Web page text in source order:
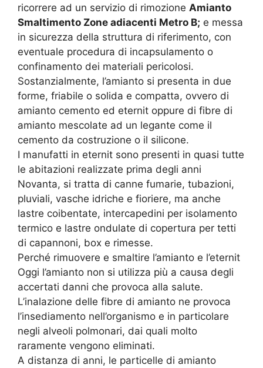
ricorrere ad un servizio di rimozione Amianto
Smaltimento Zone adiacenti Metro B; e messa
in sicurezza della struttura di riferimento, con
eventuale procedura di incapsulamento o
confinamento dei materiali pericolosi.
Sostanzialmente, l’amianto si presenta in due
forme, friabile o solida e compatta, ovvero di
amianto cemento ed eternit oppure di fibre di
amianto mescolate ad un legante come il
cemento da costruzione o il silicone.
I manufatti in eternit sono presenti in quasi tutte
le abitazioni realizzate prima degli anni
Novanta, si tratta di canne fumarie, tubazioni,
pluviali, vasche idriche e fioriere, ma anche
lastre coibentate, intercapedini per isolamento
termico e lastre ondulate di copertura per tetti
di capannoni, box e rimesse.
Perché rimuovere e smaltire l’amianto e l’eternit
Oggi l’amianto non si utilizza più a causa degli
accertati danni che provoca alla salute.
L’inalazione delle fibre di amianto ne provoca
l’insediamento nell’organismo e in particolare
negli alveoli polmonari, dai quali molto
raramente vengono eliminati.
A distanza di anni, le particelle di amianto